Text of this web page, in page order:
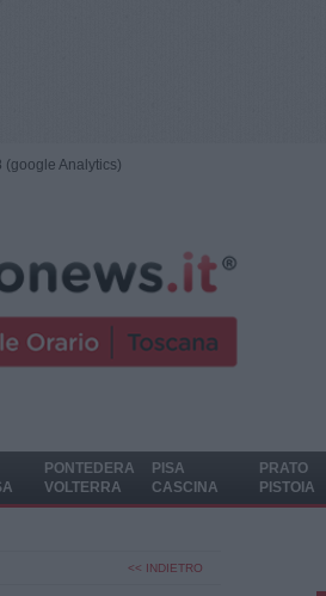
(google Analytics)
PONTEDERA
VOLTERRA
PISA
CASCINA
PRATO
PISTOIA
<< INDIETRO